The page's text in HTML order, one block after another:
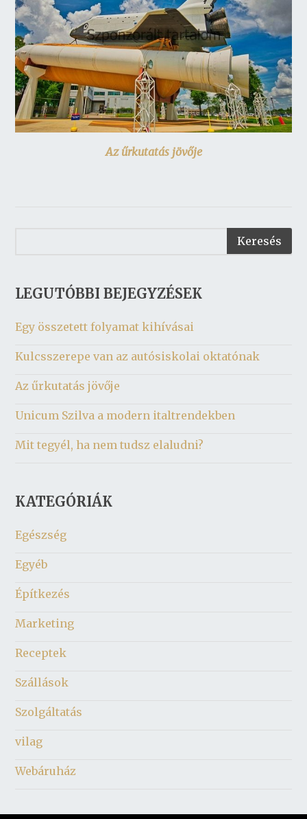
Az űrkutatás jövője
LEGUTÓBBI BEJEGYZÉSEK
Egy összetett folyamat kihívásai
Kulcsszerepe van az autósiskolai oktatónak
Az űrkutatás jövője
Unicum Szilva a modern italtrendekben
Mit tegyél, ha nem tudsz elaludni?
KATEGÓRIÁK
Egészség
Egyéb
Építkezés
Marketing
Receptek
Szállások
Szolgáltatás
vilag
Webáruház